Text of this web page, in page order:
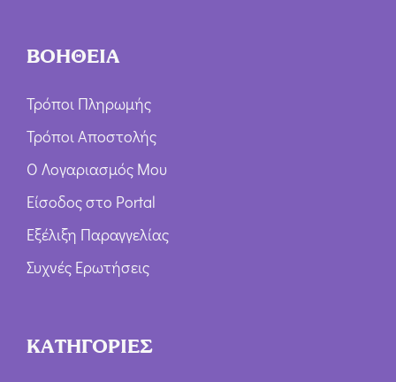
ΒΟΗΘΕΙΑ
Τρόποι Πληρωμής
Τρόποι Αποστολής
Ο Λογαριασμός Μου
Είσοδος στο Portal
Εξέλιξη Παραγγελίας
Συχνές Ερωτήσεις
ΚΑΤΗΓΟΡΙΕΣ